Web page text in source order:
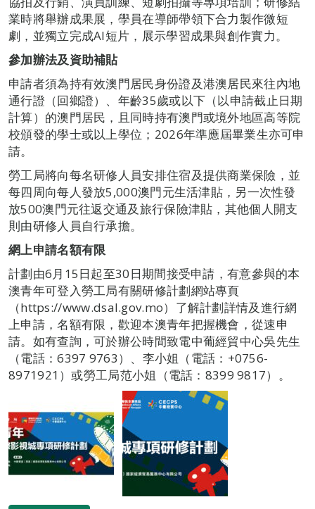
業時將舉辦成果展，學員在導師帶領下合力製作微短
劇，並獨立完成AI短片，展示學習成果與創作實力。
參加辦法及資助補貼
申請者須為持有效澳門居民身份證及港澳居民來往內地
通行證（回鄉證）、年齡35歲或以下（以申請截止日期
計算）的澳門居民，且同時持有澳門或境外地區高等院
校頒發的學士或以上學位；2026年準應屆畢業生亦可申
請。
勞工局將向每名研修人員安排住宿及提供商業保險，並
每四周向每人發放5,000澳門元生活津貼，另一次性發
放500澳門元往返交通及旅行保險津貼，其他個人開支
則由研修人員自行承擔。
網上申請名額有限
計劃由6月15日起至30日期間接受申請，有意參與的本
澳青年可登入勞工局有關研修計劃網站專頁
（https://www.dsal.gov.mo）了解計劃詳情及進行網
上申請，名額有限，歡迎本澳青年把握機會，從速申
請。如有查詢，可於辦公時間致電中葡經貿中心吳先生
（電話：6397 9763）、李小姐（電話：+0756-
8971921）或勞工局范小姐（電話：8399 9817）。